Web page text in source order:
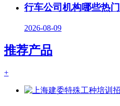
行车公司机构哪些热门
2026-08-09
推荐产品
+